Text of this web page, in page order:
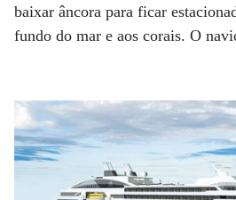
baixar âncora para ficar
fundo do mar e aos corais. O